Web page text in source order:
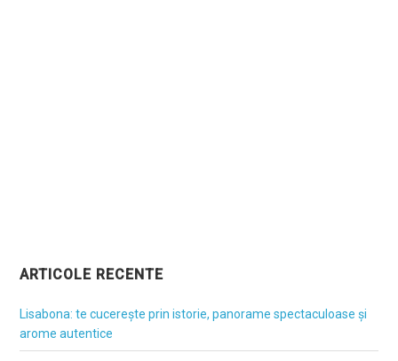
ARTICOLE RECENTE
Lisabona: te cucerește prin istorie, panorame spectaculoase și
arome autentice